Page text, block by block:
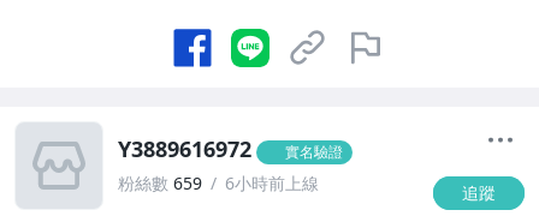
Y3889616972 實名驗證
粉絲數 659 6小時前上線 追蹤